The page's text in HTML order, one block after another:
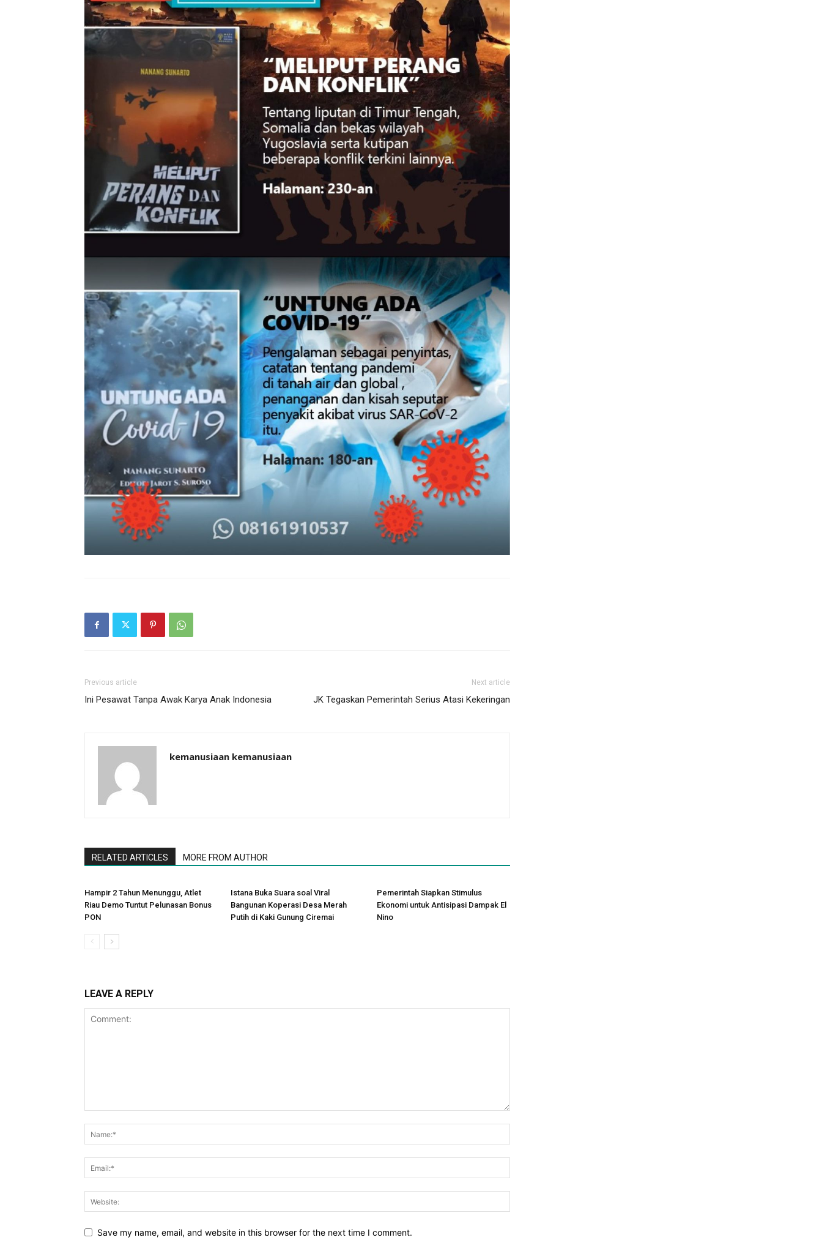
Previous article
Ini Pesawat Tanpa Awak Karya Anak Indonesia
Next article
JK Tegaskan Pemerintah Serius Atasi Kekeringan
kemanusiaan kemanusiaan
RELATED ARTICLES MORE FROM AUTHOR
Hampir 2 Tahun Menunggu, Atlet
Riau Demo Tuntut Pelunasan Bonus
PON
Istana Buka Suara soal Viral
Bangunan Koperasi Desa Merah
Putih di Kaki Gunung Ciremai
Pemerintah Siapkan Stimulus
Ekonomi untuk Antisipasi Dampak El
Nino
LEAVE A REPLY
Save my name, email, and website in this browser for the next time I comment.